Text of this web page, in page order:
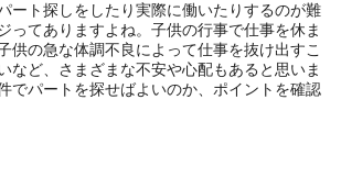
ート探しをしたり実際に働いたりするのが難
ってありますよね。子供の行事で仕事を休ま
供の急な体調不良によって仕事を抜け出すこ
など、さまざまな不安や心配もあると思いま
でパートを探せばよいのか、ポイントを確認